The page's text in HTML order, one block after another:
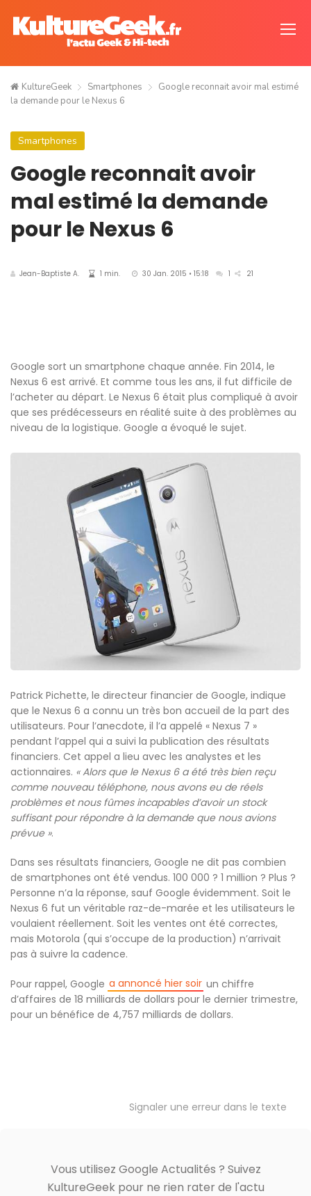
KultureGeek Smartphones
Google reconnait avoir mal estimé
la demande pour le Nexus 6
Smartphones
Google reconnait avoir
mal estimé la demande
pour le Nexus 6
Jean-Baptiste A. 1 min. 30 Jan. 2015 • 15:18 1 21
Google sort un smartphone chaque année. Fin 2014, le
Nexus 6 est arrivé. Et comme tous les ans, il fut difficile de
l’acheter au départ. Le Nexus 6 était plus compliqué à avoir
que ses prédécesseurs en réalité suite à des problèmes au
niveau de la logistique. Google a évoqué le sujet.
Patrick Pichette, le directeur financier de Google, indique
que le Nexus 6 a connu un très bon accueil de la part des
utilisateurs. Pour l’anecdote, il l’a appelé « Nexus 7 »
pendant l’appel qui a suivi la publication des résultats
financiers. Cet appel a lieu avec les analystes et les
actionnaires. « Alors que le Nexus 6 a été très bien reçu
comme nouveau téléphone, nous avons eu de réels
problèmes et nous fûmes incapables d’avoir un stock
suffisant pour répondre à la demande que nous avions
prévue ».
Dans ses résultats financiers, Google ne dit pas combien
de smartphones ont été vendus. 100 000 ? 1 million ? Plus ?
Personne n’a la réponse, sauf Google évidemment. Soit le
Nexus 6 fut un véritable raz-de-marée et les utilisateurs le
voulaient réellement. Soit les ventes ont été correctes,
mais Motorola (qui s’occupe de la production) n’arrivait
pas à suivre la cadence.
Pour rappel, Google a annoncé hier soir un chiffre
d’affaires de 18 milliards de dollars pour le dernier trimestre,
pour un bénéfice de 4,757 milliards de dollars.
Signaler une erreur dans le texte
Vous utilisez Google Actualités ? Suivez
KultureGeek pour ne rien rater de l'actu